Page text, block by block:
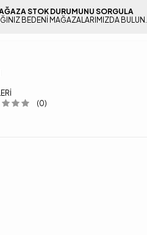
STOK DURUMUNU SORGULA
BEDENI MAĞAZALARIMIZDA BULUN.
(0)